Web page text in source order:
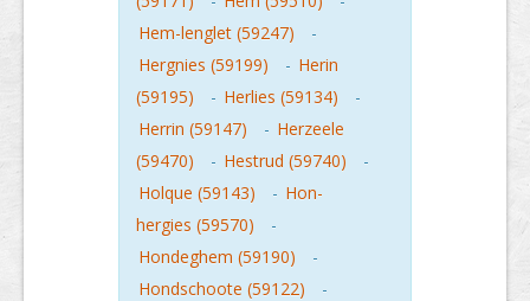
Hem-lenglet (59247)
-
Hergnies (59199)
- Herin
(59195)
- Herlies (59134)
-
Herrin (59147)
- Herzeele
(59470)
- Hestrud (59740)
-
Holque (59143)
- Hon-
hergies (59570)
-
Hondeghem (59190)
-
Hondschoote (59122)
-